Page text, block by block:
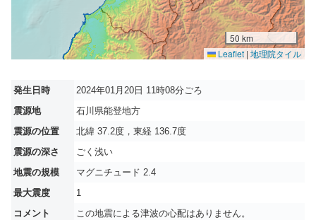
50 km
Leaflet | 地理院タイル
発生日時
2024年01月20日 11時08分ごろ
震源地
石川県能登地方
震源の位置
北緯 37.2度，東経 136.7度
震源の深さ
ごく浅い
地震の規模
マグニチュード 2.4
最大震度
1
コメント
この地震による津波の心配はありません。